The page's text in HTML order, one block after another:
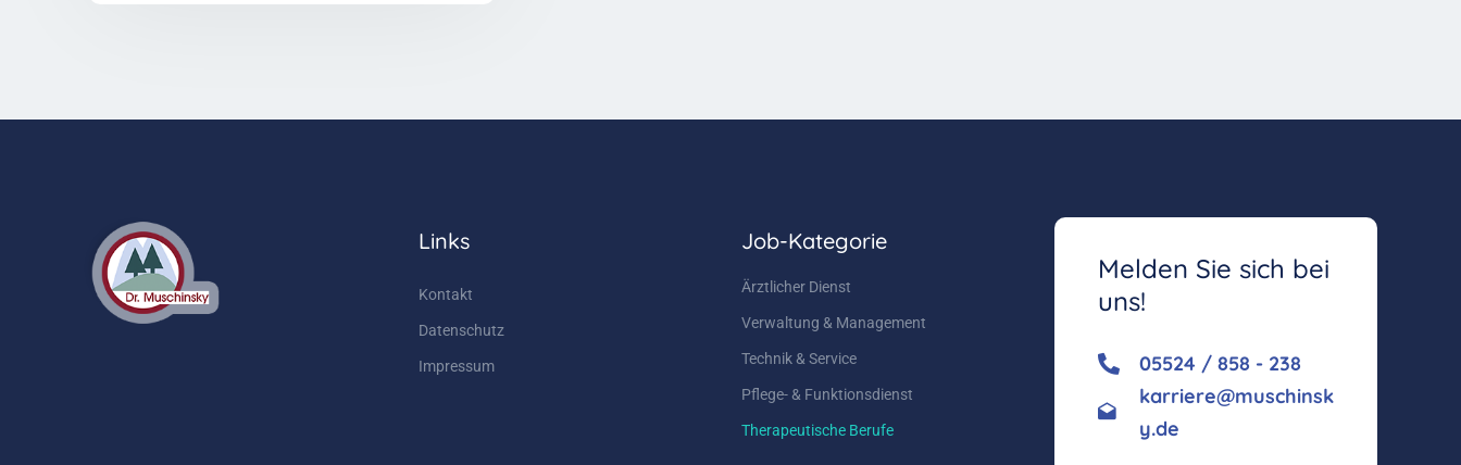
Links
Kontakt
Datenschutz
Impressum
Job-Kategorie
Ärztlicher Dienst
Verwaltung & Management
Technik & Service
Pflege- & Funktionsdienst
Therapeutische Berufe
Melden Sie sich bei
uns!
05524 / 858 - 238
karriere@muschinsk
y.de